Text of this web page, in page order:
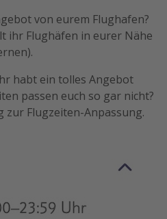
von eurem Flughafen?
ihr Flughäfen in eurer Nähe
habt ein tolles Angebot
passen euch so gar nicht?
zur Flugzeiten-Anpassung.